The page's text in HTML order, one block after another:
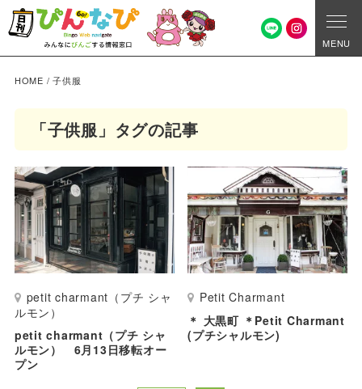
MENU
HOME /子供服
「子供服」タグの記事
petit charmant（プチ シャ
ルモン）
petit charmant（プチ シャ
ルモン） 6月13日移転オー
プン
Petit Charmant
＊ 大黒町 ＊Petit Charmant
(プチシャルモン)